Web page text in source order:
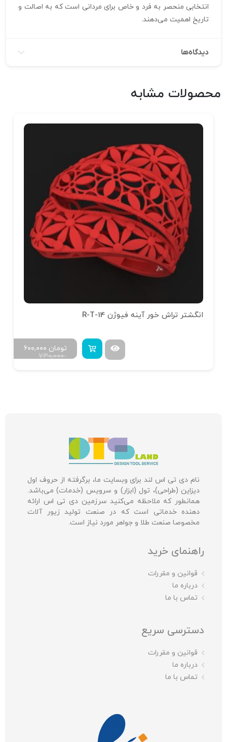
انتخابی منحصر به فرد و خاص برای مردانی است که به اصالت و
تاریخ اهمیت می‌دهند.
دیدگاه‌ها
محصولات مشابه
انگشتر تراش خور آینه فیوژن R-T-14
۷۳۰,۰۰۰
۶۰۰,۰۰۰ تومان
نام دی تی اس لند برای وبسایت ما، برگرفته از حروف اول
دیزاین (طراحی)، تول (ابزار) و سرویس (خدمات) می‌باشد.
همانطور که ملاحظه می‌کنید سرزمین دی تی اس ارائه
دهنده خدماتی است که در صنعت تولید زیور آلات
مخصوصا صنعت طلا و جواهر مورد نیاز است.
راهنمای خرید
قوانین و مقررات
درباره ما
تماس با ما
دسترسی سریع
قوانین و مقررات
درباره ما
تماس با ما